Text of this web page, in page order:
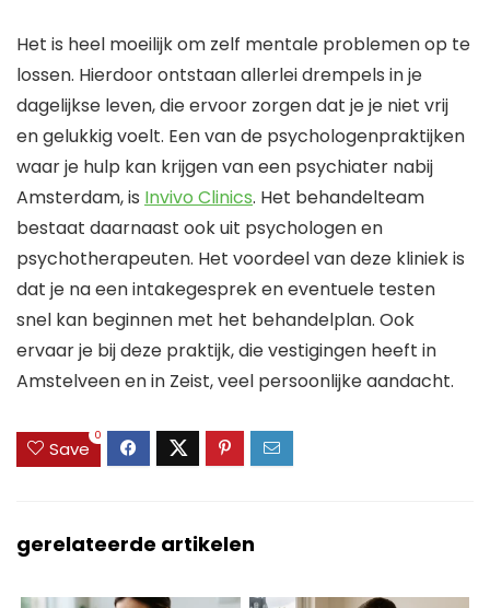
Het is heel moeilijk om zelf mentale problemen op te
lossen. Hierdoor ontstaan allerlei drempels in je
dagelijkse leven, die ervoor zorgen dat je je niet vrij
en gelukkig voelt. Een van de psychologenpraktijken
waar je hulp kan krijgen van een psychiater nabij
Amsterdam, is Invivo Clinics. Het behandelteam
bestaat daarnaast ook uit psychologen en
psychotherapeuten. Het voordeel van deze kliniek is
dat je na een intakegesprek en eventuele testen
snel kan beginnen met het behandelplan. Ook
ervaar je bij deze praktijk, die vestigingen heeft in
Amstelveen en in Zeist, veel persoonlijke aandacht.
Save
0
gerelateerde artikelen